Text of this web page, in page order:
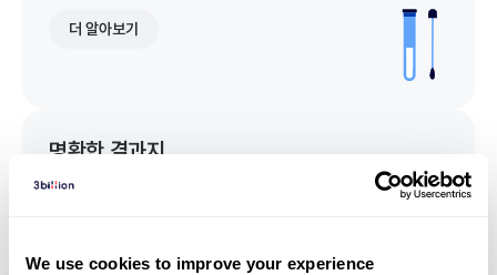
We use cookies to improve your experience
더 알아보기
명확한 결과지